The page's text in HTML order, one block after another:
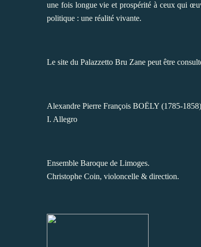
une fois longue vie et prospérité à ceux qui
politique : une réalité vivante.
Le site du Palazzetto Bru Zane peut être
Alexandre Pierre François BOËLY (1785-
I. Allegro
Ensemble Baroque de Limoges.
Christophe Coin, violoncelle & direction.